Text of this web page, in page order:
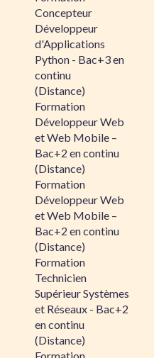
Concepteur
Développeur
d'Applications
Python - Bac+3 en
continu
(Distance)
Formation
Développeur Web
et Web Mobile –
Bac+2 en continu
(Distance)
Formation
Développeur Web
et Web Mobile –
Bac+2 en continu
(Distance)
Formation
Technicien
Supérieur Systèmes
et Réseaux - Bac+2
en continu
(Distance)